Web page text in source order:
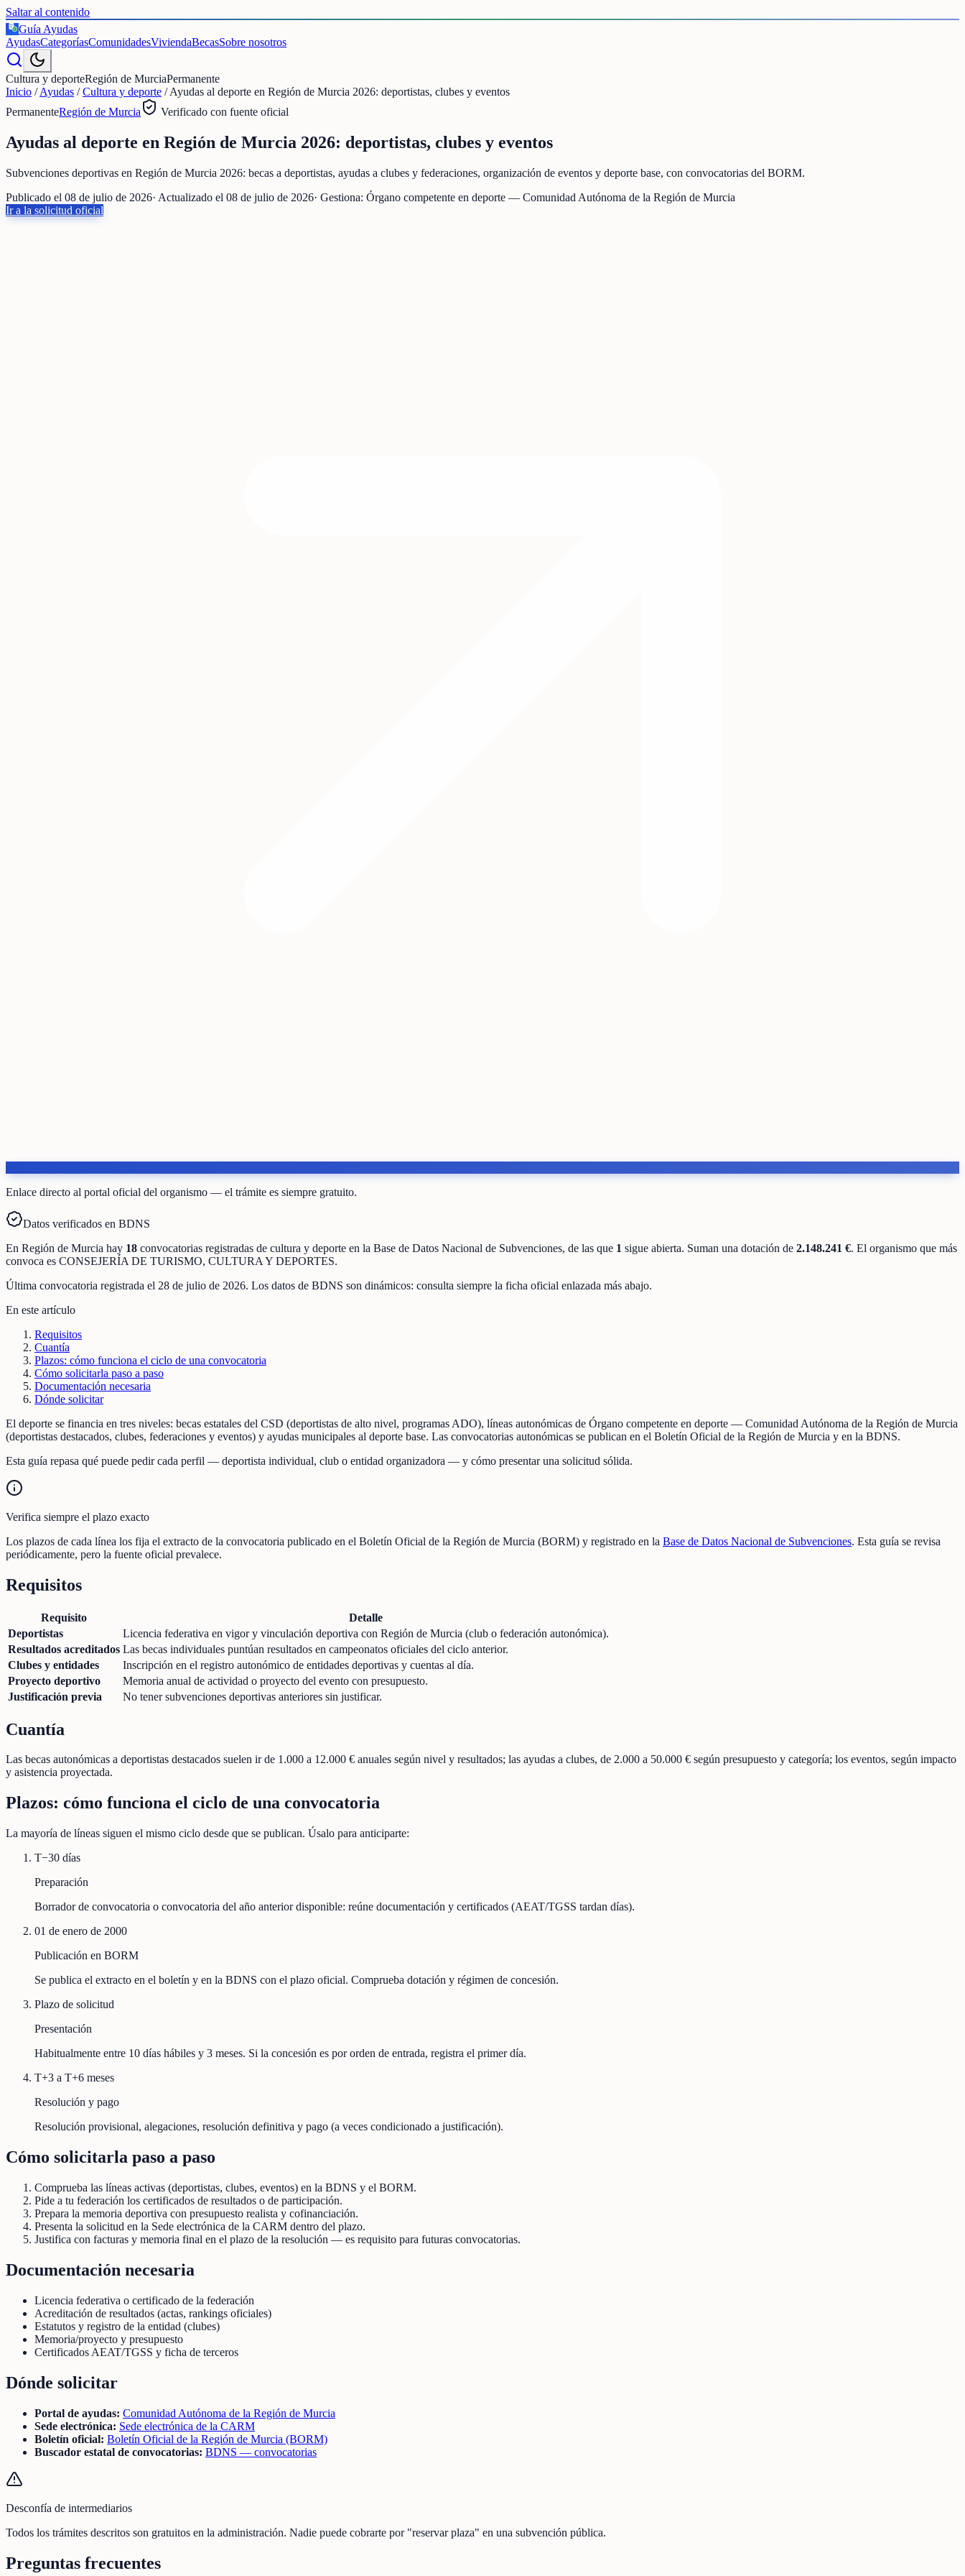
Saltar al contenido
€
Guía Ayudas
AyudasCategoríasComunidadesViviendaBecasSobre nosotros
Cultura y deporteRegión de MurciaPermanente
Inicio /Ayudas /Cultura y deporte /Ayudas al deporte en Región de Murcia 2026: deportistas, clubes y eventos
PermanenteRegión de Murcia Verificado con fuente oficial
Ayudas al deporte en Región de Murcia 2026: deportistas, clubes y eventos
Subvenciones deportivas en Región de Murcia 2026: becas a deportistas, ayudas a clubes y federaciones, organización de eventos y deporte base, con convocatorias del BORM.
Publicado el 08 de julio de 2026· Actualizado el 08 de julio de 2026· Gestiona: Órgano competente en deporte — Comunidad Autónoma de la Región de Murcia
Ir a la solicitud oficial
Enlace directo al portal oficial del organismo — el trámite es siempre gratuito.
Datos verificados en BDNS
En Región de Murcia hay 18 convocatorias registradas de cultura y deporte en la Base de Datos Nacional de Subvenciones, de las que 1 sigue abierta. Suman una dotación de 2.148.241 €. El organismo que más
convoca es CONSEJERÍA DE TURISMO, CULTURA Y DEPORTES.
Última convocatoria registrada el 28 de julio de 2026. Los datos de BDNS son dinámicos: consulta siempre la ficha oficial enlazada más abajo.
En este artículo
Requisitos
Cuantía
Plazos: cómo funciona el ciclo de una convocatoria
Cómo solicitarla paso a paso
Documentación necesaria
Dónde solicitar
El deporte se financia en tres niveles: becas estatales del CSD (deportistas de alto nivel, programas ADO), líneas autonómicas de Órgano competente en deporte — Comunidad Autónoma de la Región de Murcia
(deportistas destacados, clubes, federaciones y eventos) y ayudas municipales al deporte base. Las convocatorias autonómicas se publican en el Boletín Oficial de la Región de Murcia y en la BDNS.
Esta guía repasa qué puede pedir cada perfil — deportista individual, club o entidad organizadora — y cómo presentar una solicitud sólida.
Verifica siempre el plazo exacto
Los plazos de cada línea los fija el extracto de la convocatoria publicado en el Boletín Oficial de la Región de Murcia (BORM) y registrado en la Base de Datos Nacional de Subvenciones. Esta guía se revisa
periódicamente, pero la fuente oficial prevalece.
Requisitos
Requisito
Detalle
Deportistas
Licencia federativa en vigor y vinculación deportiva con Región de Murcia (club o federación autonómica).
Resultados acreditados Las becas individuales puntúan resultados en campeonatos oficiales del ciclo anterior.
Clubes y entidades
Inscripción en el registro autonómico de entidades deportivas y cuentas al día.
Proyecto deportivo
Memoria anual de actividad o proyecto del evento con presupuesto.
Justificación previa
No tener subvenciones deportivas anteriores sin justificar.
Cuantía
Las becas autonómicas a deportistas destacados suelen ir de 1.000 a 12.000 € anuales según nivel y resultados; las ayudas a clubes, de 2.000 a 50.000 € según presupuesto y categoría; los eventos, según impacto
y asistencia proyectada.
Plazos: cómo funciona el ciclo de una convocatoria
La mayoría de líneas siguen el mismo ciclo desde que se publican. Úsalo para anticiparte:
T−30 días
Preparación
Borrador de convocatoria o convocatoria del año anterior disponible: reúne documentación y certificados (AEAT/TGSS tardan días).
01 de enero de 2000
Publicación en BORM
Se publica el extracto en el boletín y en la BDNS con el plazo oficial. Comprueba dotación y régimen de concesión.
Plazo de solicitud
Presentación
Habitualmente entre 10 días hábiles y 3 meses. Si la concesión es por orden de entrada, registra el primer día.
T+3 a T+6 meses
Resolución y pago
Resolución provisional, alegaciones, resolución definitiva y pago (a veces condicionado a justificación).
Cómo solicitarla paso a paso
Comprueba las líneas activas (deportistas, clubes, eventos) en la BDNS y el BORM.
Pide a tu federación los certificados de resultados o de participación.
Prepara la memoria deportiva con presupuesto realista y cofinanciación.
Presenta la solicitud en la Sede electrónica de la CARM dentro del plazo.
Justifica con facturas y memoria final en el plazo de la resolución — es requisito para futuras convocatorias.
Documentación necesaria
Licencia federativa o certificado de la federación
Acreditación de resultados (actas, rankings oficiales)
Estatutos y registro de la entidad (clubes)
Memoria/proyecto y presupuesto
Certificados AEAT/TGSS y ficha de terceros
Dónde solicitar
Portal de ayudas: Comunidad Autónoma de la Región de Murcia
Sede electrónica: Sede electrónica de la CARM
Boletín oficial: Boletín Oficial de la Región de Murcia (BORM)
Buscador estatal de convocatorias: BDNS — convocatorias
Desconfía de intermediarios
Todos los trámites descritos son gratuitos en la administración. Nadie puede cobrarte por "reservar plaza" en una subvención pública.
Preguntas frecuentes